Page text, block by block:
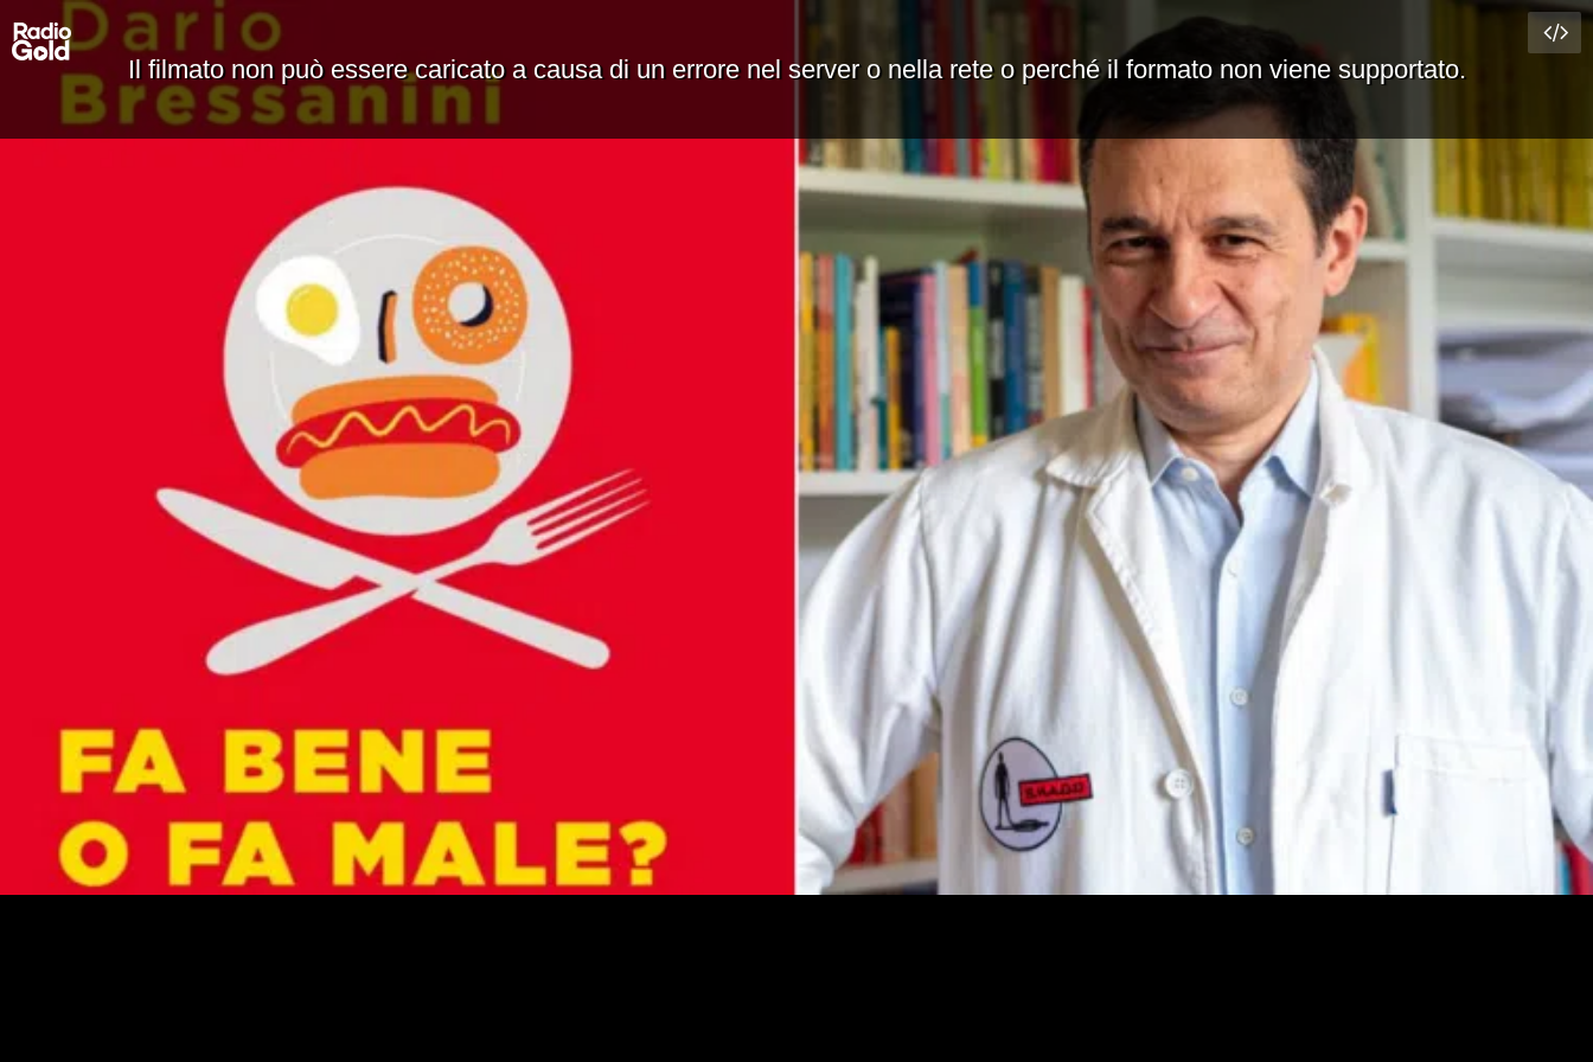
Il filmato non può essere caricato a causa di un errore nel server o nella rete o perché il formato non viene supportato.